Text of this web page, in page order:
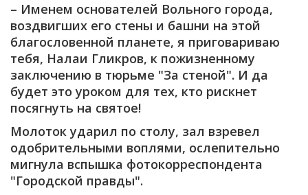
– Именем основателей Вольного города,
воздвигших его стены и башни на этой
благословенной планете, я приговариваю
тебя, Налаи Гликров, к пожизненному
заключению в тюрьме "За стеной". И да
будет это уроком для тех, кто рискнет
посягнуть на святое!
Молоток ударил по столу, зал взревел
одобрительными воплями, ослепительно
мигнула вспышка фотокорреспондента
"Городской правды".